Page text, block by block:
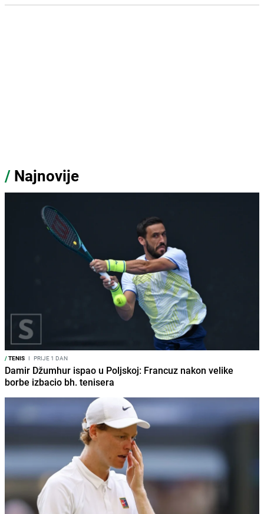
/ Najnovije
/TENIS I PRIJE 1 DAN
Damir Džumhur ispao u Poljskoj: Francuz nakon velike
borbe izbacio bh. tenisera